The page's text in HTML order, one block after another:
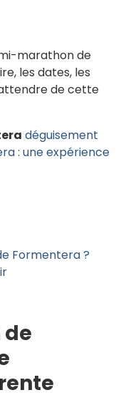
marathon de
les dates, les
de cette
déguisement
: une expérience
Formentera ?